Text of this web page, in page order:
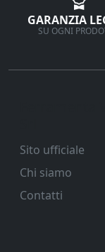
GARANZIA
SU OGNI
Sito ufficiale
Chi siamo
Contatti